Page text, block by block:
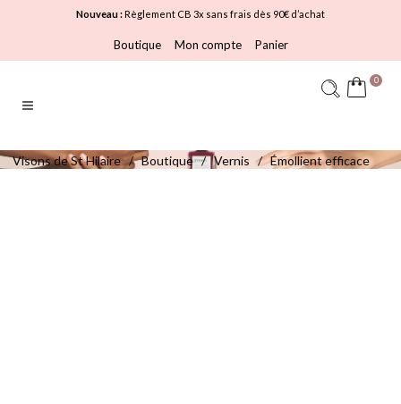
Nouveau :Règlement CB 3x sans frais dès 90€ d’achat
Boutique Mon compte Panier
0
Visons de St Hilaire / Boutique / Vernis / Émollient efficace